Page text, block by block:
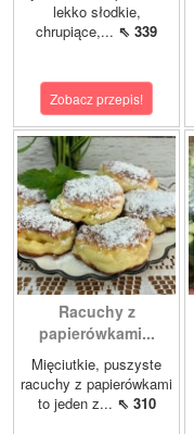
lekko słodkie,
chrupiące,... ⇖ 339
Zobacz przepis!
Racuchy z
papierówkami...
Mięciutkie, puszyste
racuchy z papierówkami
to jeden z... ⇖ 310